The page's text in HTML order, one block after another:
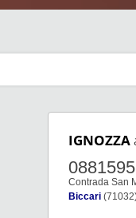
IGNOZZA
Contrada San
Biccari